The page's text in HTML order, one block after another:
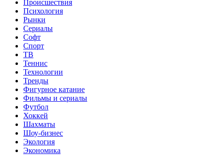
Происшествия
Психология
Рынки
Сериалы
Софт
Спорт
ТВ
Теннис
Технологии
Тренды
Фигурное катание
Фильмы и сериалы
Футбол
Хоккей
Шахматы
Шоу-бизнес
Экология
Экономика